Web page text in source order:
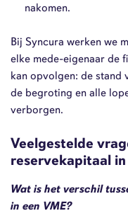
nakomen.
Bij Syncura werken we
elke mede-eigenaar de
kan opvolgen: de stand
de begroting en alle
verborgen.
Veelgestelde
reservekapitaal
Wat is het verschil
in een VME?